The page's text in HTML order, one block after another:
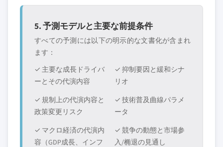
5. 予測モデルと主要な前提条件
すべての予測には以下の明示的な文書化が含まれ
ます：
✓ 主要な成長ドライバ
ーとその代演内容
✓ 抑制要因と緩和シナ
リオ
✓ 規制上の代演内容と
政策変更リスク
✓ 技術普及曲線パラメ
ータ
✓ マクロ経済の代演内
容（GDP成長、インフ
✓ 競争の動態と市場参
入/椭退の見通し